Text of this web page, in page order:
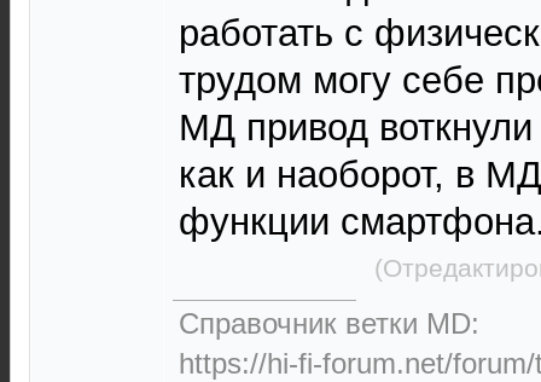
работать с
трудом могу себе
МД привод
как и наоборот, в
функции
Справочник ветки MD:
https://hi-fi-forum.net/